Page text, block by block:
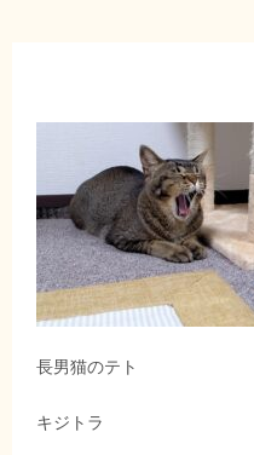
長男猫のテト
キジトラ